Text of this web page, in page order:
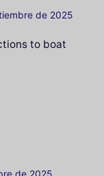
de 2025
to boat